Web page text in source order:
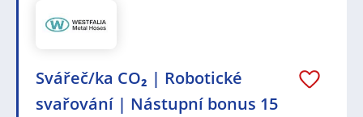
Svářeč/ka CO₂ | Robotické
svařování | Nástupní bonus 15